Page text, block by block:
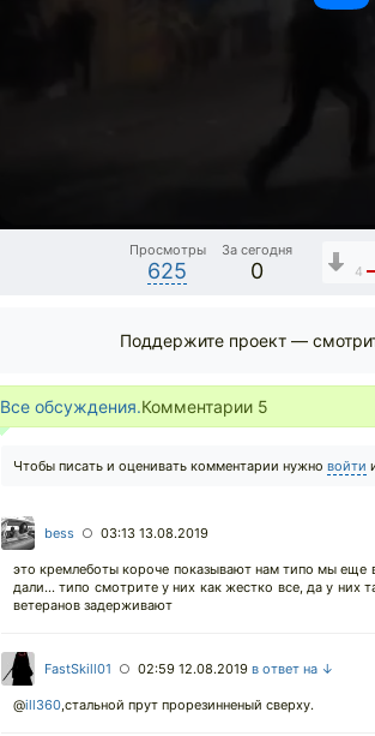
Просмотры
625
За сегодня
0 4
Поддержите проект —
Все обсуждения.Комментарии 5
Чтобы писать и оценивать комментарии нужно войти
bess ○ 03:13 13.08.2019
это кремлеботы короче показывают нам типо мы еще
дали... типо смотрите у них как жестко все, да у них
ветеранов задерживают
FastSkill01 ○ 02:59 12.08.2019 в ответ на ↓
@ill360,стальной прут прорезинненый сверху.